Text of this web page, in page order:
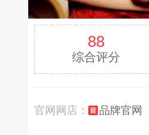
88
综合评分
官网网店： 品牌官网